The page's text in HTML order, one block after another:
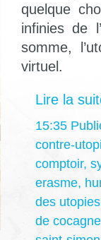
quelque
infinies de
somme,
virtuel.
Lire la
15:35
contre-
comptoir,
erasme,
des utopies
de cocagne